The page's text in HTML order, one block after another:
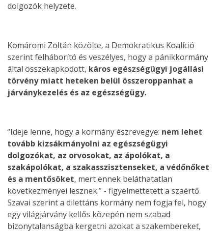
dolgozók helyzete.
Komáromi Zoltán közölte, a Demokratikus Koalíció
szerint felháborító és veszélyes, hogy a pánikkormány
által összekapkodott, káros egészségügyi jogállási
törvény miatt heteken belül összeroppanhat a
járványkezelés és az egészségügy.
“Ideje lenne, hogy a kormány észrevegye: nem lehet
tovább kizsákmányolni az egészségügyi
dolgozókat, az orvosokat, az ápolókat, a
szakápolókat, a szakasszisztenseket, a védőnőket
és a mentősöket, mert ennek beláthatatlan
következményei lesznek.” - figyelmettetett a szaértő.
Szavai szerint a dilettáns kormány nem fogja fel, hogy
egy világjárvány kellős közepén nem szabad
bizonytalanságba kergetni azokat a szakembereket,